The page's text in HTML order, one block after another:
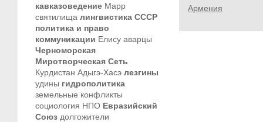
кавказоведение Марр
святилища лингвистика СССР
политика и право
коммуникации Елису аварцы
Черноморская
Миротворческая Сеть
Курдистан Адыгэ-Хасэ лезгины
удины гидрополитика
земельные конфликты
социология НПО Евразийский
Союз долгожители
Армения